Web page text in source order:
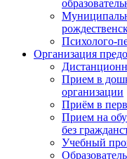
Психолого-
Организация
Прием в
организации
Приём в
Прием на
без
Учебный